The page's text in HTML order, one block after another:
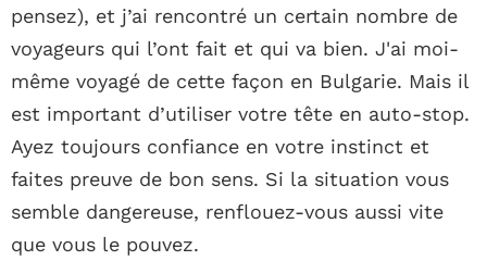
pensez), et j’ai rencontré un certain nombre de
voyageurs qui l’ont fait et qui va bien. J'ai moi-
même voyagé de cette façon en Bulgarie. Mais il
est important d’utiliser votre tête en auto-stop.
Ayez toujours confiance en votre instinct et
faites preuve de bon sens. Si la situation vous
semble dangereuse, renflouez-vous aussi vite
que vous le pouvez.